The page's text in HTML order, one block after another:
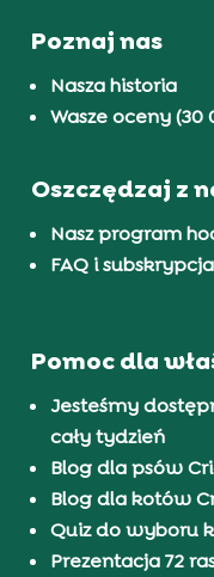
Poznaj nas
Nasza historia
Wasze oceny (30
Oszczędzaj z
Nasz program
FAQ i
Pomoc dla
Jesteśmy
cały tydzień
Blog dla psów
Blog dla kotów
Quiz do wyboru
Prezentacja 72